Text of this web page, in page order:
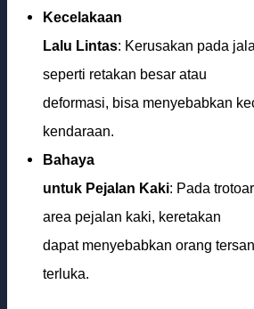
Kecelakaan
Lalu Lintas: Kerusakan pada
seperti retakan besar atau
deformasi, bisa menyebabkan
kendaraan.
Bahaya
untuk Pejalan Kaki: Pada
area pejalan kaki, keretakan
dapat menyebabkan orang
terluka.